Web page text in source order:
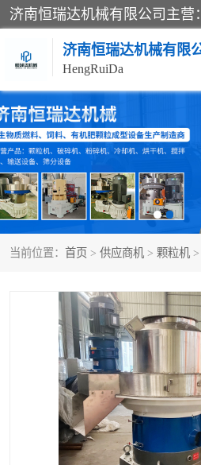
济南恒瑞达机械有限
HengRuiDa
当前位置： 首页 > 供应商机 > 颗粒机
颗粒机
平模颗粒机
秸秆颗粒机
燃料颗粒机
粉碎机
木材粉碎机
搅拌机
颗粒冷却机
滚筒筛